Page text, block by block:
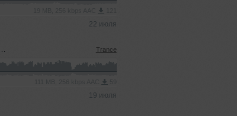
22 июля
Trance
19 июля